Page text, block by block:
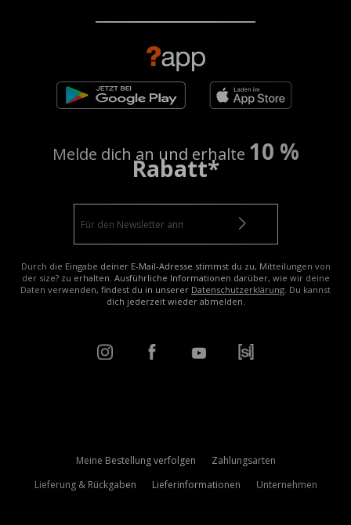
Melde dich an und erhalte 10 %
Rabatt*
Durch die Eingabe deiner E-Mail-Adresse stimmst du zu, Mitteilungen von
der size? zu erhalten. Ausführliche Informationen darüber, wie wir deine
Daten verwenden, findest du in unserer Datenschutzerklärung. Du kannst
dich jederzeit wieder abmelden.
Meine Bestellung verfolgen
Zahlungsarten
Lieferung & Rückgaben
Lieferinformationen Unternehmen